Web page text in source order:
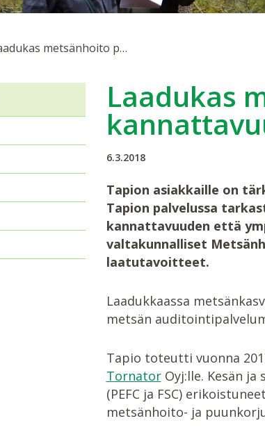
Laadukas metsänhoito parantaa metsätalouden kannattavuutta
Laadukas
6.3.2018
Tapion asiakkaille on
Tapion palvelussa
kannattavuuden että
valtakunnalliset
laatutavoitteet.
Laadukkaassa
metsän
Tapio toteutti vuonna
TornatorOyj:lle. Kesän
(PEFC ja FSC)
metsänhoito- ja